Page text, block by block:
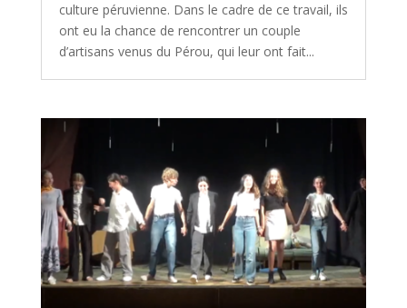
culture péruvienne. Dans le cadre de ce travail, ils
ont eu la chance de rencontrer un couple
d’artisans venus du Pérou, qui leur ont fait...